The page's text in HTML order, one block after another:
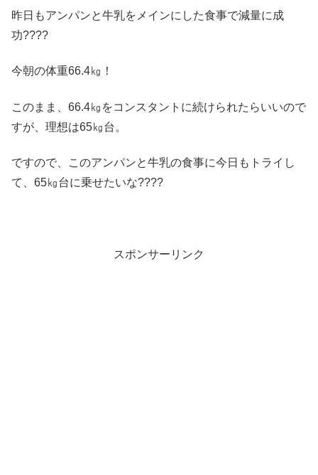
昨日もアンパンと牛乳をメインにした食事で減量に成
功????
今朝の体重66.4㎏！
このまま、66.4㎏をコンスタントに続けられたらいいので
すが、理想は65㎏台。
ですので、このアンパンと牛乳の食事に今日もトライし
て、65㎏台に乗せたいな????
スポンサーリンク